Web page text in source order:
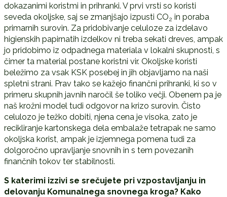
dokazanimi koristmi in prihranki. V prvi vrsti so koristi
seveda okoljske, saj se zmanjšajo izpusti CO2 in poraba
primarnih surovin. Za pridobivanje celuloze za izdelavo
higienskih papirnatih izdelkov ni treba sekati dreves, ampak
jo pridobimo iz odpadnega materiala v lokalni skupnosti, s
čimer ta material postane koristni vir. Okoljske koristi
beležimo za vsak KSK posebej in jih objavljamo na naši
spletni strani. Prav tako se kažejo finančni prihranki, ki so v
primeru skupnih javnih naročil še toliko večji. Obenem pa je
naš krožni model tudi odgovor na krizo surovin. Čisto
celulozo je težko dobiti, njena cena je visoka, zato je
recikliranje kartonskega dela embalaže tetrapak ne samo
okoljska korist, ampak je izjemnega pomena tudi za
dolgoročno upravljanje snovnih in s tem povezanih
finančnih tokov ter stabilnosti.
S katerimi izzivi se srečujete pri vzpostavljanju in
delovanju Komunalnega snovnega kroga? Kako